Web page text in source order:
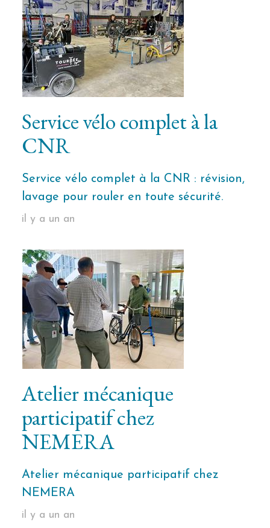
Service vélo complet à la
CNR
Service vélo complet à la CNR : révision,
lavage pour rouler en toute sécurité.
il y a un an
Atelier mécanique
participatif chez
NEMERA
Atelier mécanique participatif chez
NEMERA
il y a un an